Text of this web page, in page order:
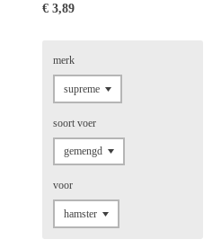
€ 3,89
merk
soort voer
voor